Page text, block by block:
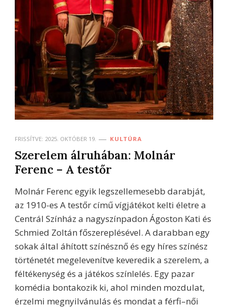
FRISSÍTVE: 2025. OKTÓBER 19. KULTÚRA
Szerelem álruhában: Molnár
Ferenc – A testőr
Molnár Ferenc egyik legszellemesebb darabját,
az 1910-es A testőr című vígjátékot kelti életre a
Centrál Színház a nagyszínpadon Ágoston Kati és
Schmied Zoltán főszereplésével. A darabban egy
sokak által áhított színésznő és egy híres színész
történetét megelevenítve keveredik a szerelem, a
féltékenység és a játékos színlelés. Egy pazar
komédia bontakozik ki, ahol minden mozdulat,
érzelmi megnyilvánulás és mondat a férfi–női